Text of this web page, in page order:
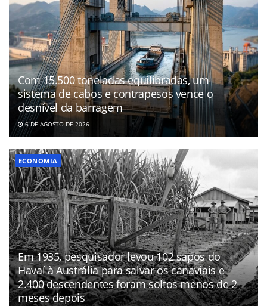
Com 15.500 toneladas equilibradas, um
sistema de cabos e contrapesos vence o
desnível da barragem
6 DE AGOSTO DE 2026
ECONOMIA
Em 1935, pesquisador levou 102 sapos do
Havaí à Austrália para salvar os canaviais e
2.400 descendentes foram soltos menos de 2
meses depois